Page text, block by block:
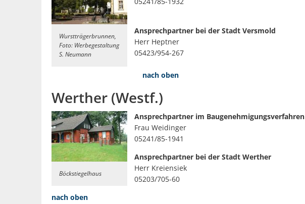
Wurstträgerbrunnen,
Foto: Werbegestaltung
S. Neumann
Ansprechpartner bei der Stadt Versmold
Herr Heptner
05423/954-267
nach oben
Werther (Westf.)
Böckstiegelhaus
Ansprechpartner im Baugenehmigungsverfahren
Frau Weidinger
05241/85-1941
Ansprechpartner bei der Stadt Werther
Herr Kreiensiek
05203/705-60
nach oben